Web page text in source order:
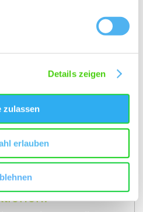
Details zeigen
zulassen
erlauben
auf Karte anzeigen